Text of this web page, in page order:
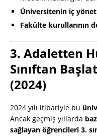
Üniversitenin iç
Fakülte kurullarının
3. Adaletten
Sınıftan
(2024)
2024 yılı itibariyle bu
Ancak geçmiş yıllarda
sağlayan öğrencileri 3.